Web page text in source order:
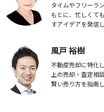
タイムやフリーラ
もとに、忙しくて
すアイデアを発信
ストの審査員...
風戸 裕樹
不動産売却に特化
上の売却・査定相
賢い売り方を指南し